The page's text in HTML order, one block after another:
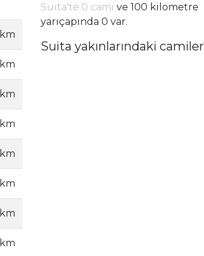
Suita'te 0 cami ve 100 kilometre
yarıçapında 0 var.
Suita yakınlarındaki camiler